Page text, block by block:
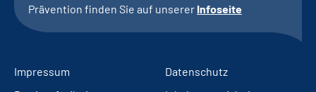
Prävention finden Sie auf unserer Infoseite
Impressum
Datenschutz